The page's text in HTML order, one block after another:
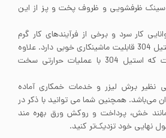
ظرفشویی و ظروف پخت و پز از این
شیت استیل 304 توانایی کار سرد و برخی از فرآیندهای کار گرم
مانند فورجینگ را دارد. استیل 304 قابلیت ماشینکاری خوبی دارد. علاوه
بر این باید در نظر داشت که استیل 304 با عملیات حرارتی سخت
نظیر برش لیزر و خدمات خمکاری آماده
می‌باشد. همچنین شما می توانید با ذکر در
خش، پرداخت و روکش ورق بهره مند
نهایی خود تزدیک‌تر کنید.